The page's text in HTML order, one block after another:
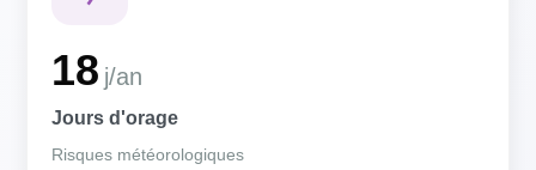
18 j/an
Jours d'orage
Risques météorologiques